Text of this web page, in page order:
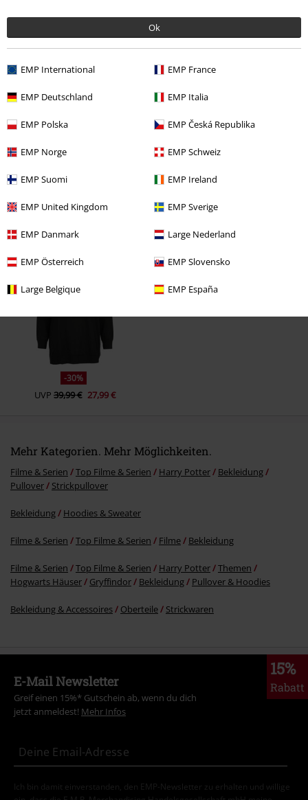
Ok
EMP International EMP France
EMP Deutschland EMP Italia
EMP Polska EMP Česká Republika
EMP Norge EMP Schweiz
EMP Suomi EMP Ireland
EMP United Kingdom EMP Sverige
EMP Danmark Large Nederland
EMP Österreich EMP Slovensko
Large Belgique EMP España
zu eng
perfekt
zu weit
Länge
Kommentieren
Kommentar jetzt abschicken!
Zuletzt angesehene Artikel
-30%
UVP 39,99 € 27,99 €
Mehr Kategorien. Mehr Möglichkeiten.
Filme & Serien Top Filme & Serien Harry Potter
Bekleidung
Pullover
Strickpullover
Bekleidung Hoodies & Sweater
Filme & Serien Top Filme & Serien Filme Bekleidung
Filme & Serien Top Filme & Serien Harry Potter
Themen
Hogwarts Häuser
Gryffindor Bekleidung Pullover & Hoodies
Bekleidung & Accessoires Oberteile Strickwaren
15%
Rabatt
E-Mail Newsletter
Greif einen 15%* Gutschein ab, wenn du dich
jetzt anmeldest! Mehr Infos
Ich bin damit einverstanden, den EMP-Newsletter zu erhalten und willige